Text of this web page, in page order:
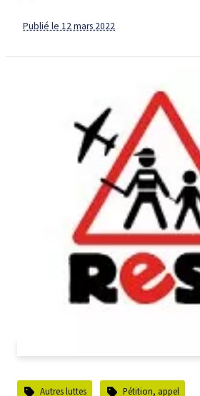
Publié le 12 mars 2022
Autres luttes Pétition, appel